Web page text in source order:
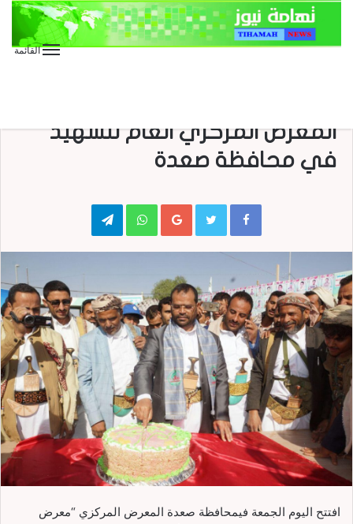
القائمة
المعرض المركزي العام للشهيد
في محافظة صعدة
Google+
WhatsApp
Telegram
افتتح اليوم الجمعة فيمحافظة صعدة المعرض المركزي “معرض